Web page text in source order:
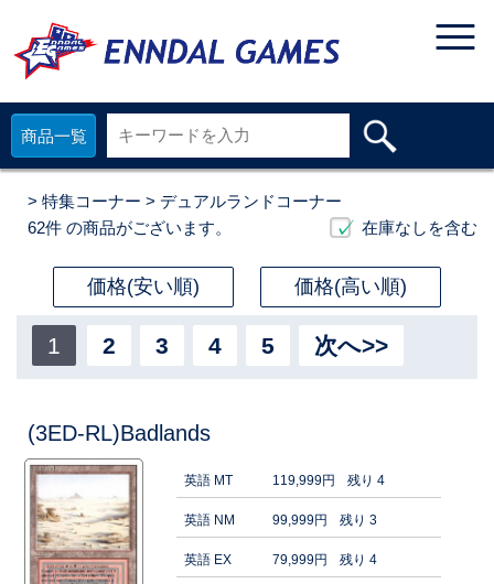
商品一覧
> 特集コーナー > デュアルランドコーナー
62件 の商品がございます。 在庫なしを含む
価格(安い順) 価格(高い順)
1 2 3 4 5 次へ>>
(3ED-RL)Badlands
英語 MT 119,999円 残り 4
英語 NM 99,999円 残り 3
英語 EX 79,999円 残り 4